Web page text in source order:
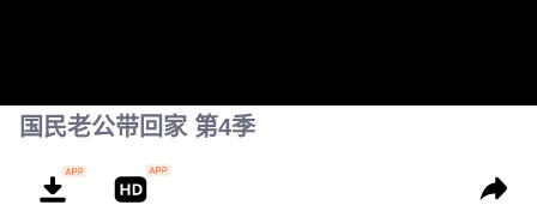
国民老公带回家 第4季